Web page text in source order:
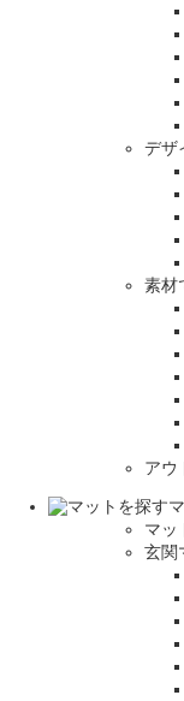
デザ
素材
アウ
マッ
玄関